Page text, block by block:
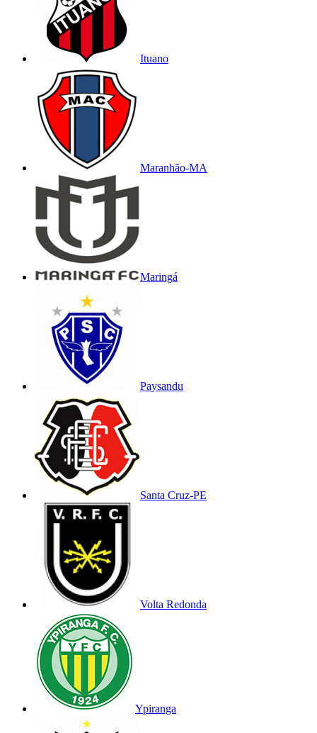
Ituano
Maranhão-MA
Maringá
Paysandu
Santa Cruz-PE
Volta Redonda
Ypiranga